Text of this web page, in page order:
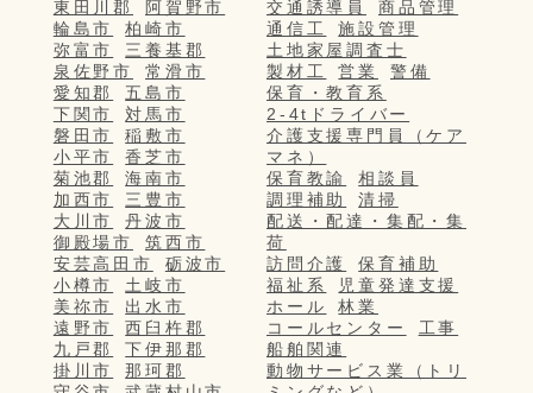
東田川郡
阿賀野市
輪島市
柏崎市
弥富市
三養基郡
泉佐野市
常滑市
愛知郡
五島市
下関市
対馬市
磐田市
稲敷市
小平市
香芝市
菊池郡
海南市
加西市
三豊市
大川市
丹波市
御殿場市
筑西市
安芸高田市
砺波市
小樽市
土岐市
美祢市
出水市
遠野市
西臼杵郡
九戸郡
下伊那郡
掛川市
那珂郡
交通誘導員
商品管理
通信工
施設管理
土地家屋調査士
製材工
営業
警備
保育・教育系
2-4tドライバー
介護支援専門員（ケア
マネ）
保育教諭
相談員
調理補助
清掃
配送・配達・集配・集
荷
訪問介護
保育補助
福祉系
児童発達支援
ホール
林業
コールセンター
工事
船舶関連
動物サービス業（トリ